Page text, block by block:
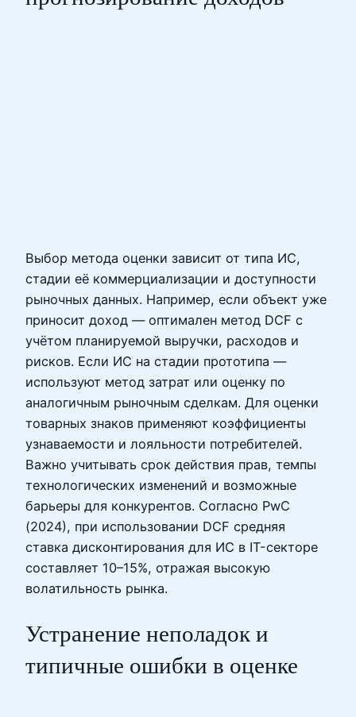
Выбор метода оценки зависит от типа ИС,
стадии её коммерциализации и доступности
рыночных данных. Например, если объект уже
приносит доход — оптимален метод DCF с
учётом планируемой выручки, расходов и
рисков. Если ИС на стадии прототипа —
используют метод затрат или оценку по
аналогичным рыночным сделкам. Для оценки
товарных знаков применяют коэффициенты
узнаваемости и лояльности потребителей.
Важно учитывать срок действия прав, темпы
технологических изменений и возможные
барьеры для конкурентов. Согласно PwC
(2024), при использовании DCF средняя
ставка дисконтирования для ИС в IT-секторе
составляет 10–15%, отражая высокую
волатильность рынка.
Устранение неполадок и
типичные ошибки в оценке